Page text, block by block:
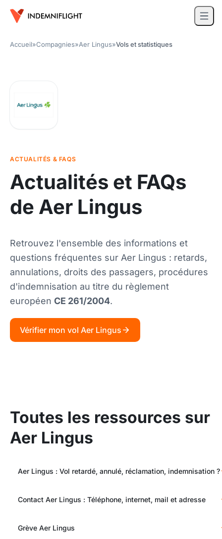
Accueil»Compagnies»Aer Lingus»Vols et statistiques
ACTUALITÉS & FAQS
Actualités et FAQs
de Aer Lingus
Retrouvez l'ensemble des informations et
questions fréquentes sur Aer Lingus : retards,
annulations, droits des passagers, procédures
d'indemnisation au titre du règlement
européen CE 261/2004.
Vérifier mon vol Aer Lingus
Toutes les ressources sur
Aer Lingus
Aer Lingus : Vol retardé, annulé, réclamation, indemnisation ?
Contact Aer Lingus : Téléphone, internet, mail et adresse
Grève Aer Lingus